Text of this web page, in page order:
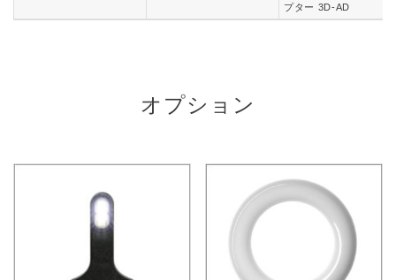
プター 3D-AD
オプション